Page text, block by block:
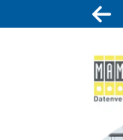
Inhalt